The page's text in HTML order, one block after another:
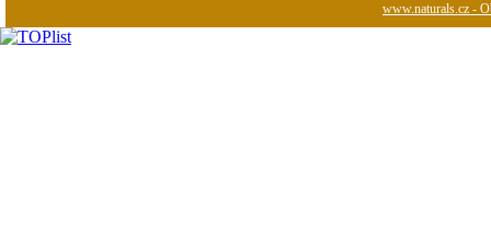
www.naturals.cz -